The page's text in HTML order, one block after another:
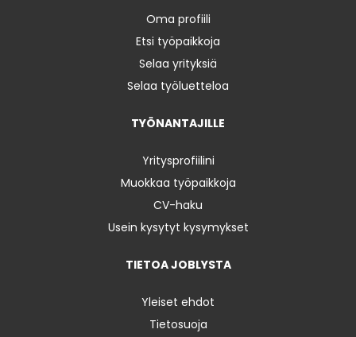
Oma profiili
Etsi työpaikkoja
Selaa yrityksiä
Selaa työluetteloa
TYÖNANTAJILLE
Yritysprofiilini
Muokkaa työpaikkoja
CV-haku
Usein kysytyt kysymykset
TIETOA JOBLYSTA
Yleiset ehdot
Tietosuoja